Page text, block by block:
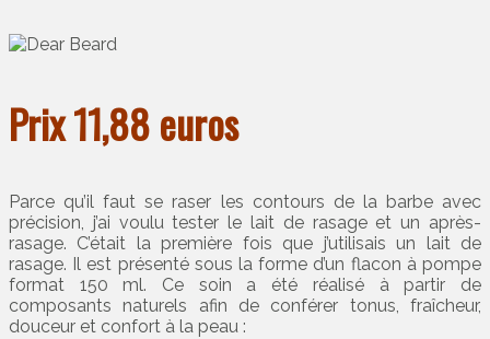
Prix 11,88 euros
Parce qu’il faut se raser les contours de la barbe avec
précision, j’ai voulu tester le lait de rasage et un après-
rasage. C’était la première fois que j’utilisais un lait de
rasage. Il est présenté sous la forme d’un flacon à pompe
format 150 ml. Ce soin a été réalisé à partir de
composants naturels afin de conférer tonus, fraîcheur,
douceur et confort à la peau :